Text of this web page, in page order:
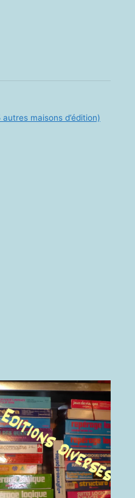
maisons d’édition)